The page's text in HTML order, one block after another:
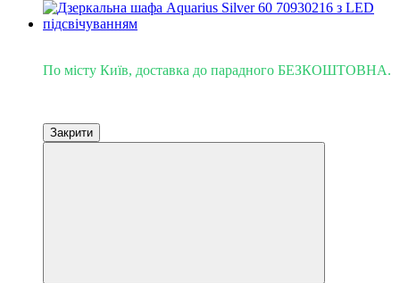
По місту Київ, доставка до парадного БЕЗКОШТОВНА.
Закрити